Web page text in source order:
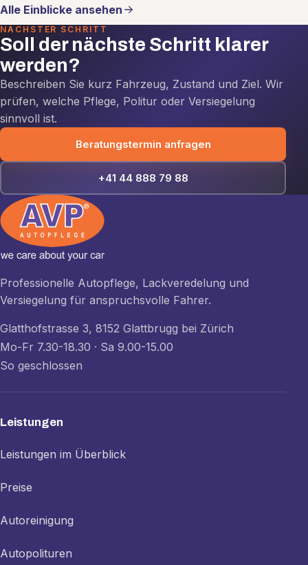
Alle Einblicke ansehen
NÄCHSTER SCHRITT
Soll der nächste Schritt klarer
werden?
Beschreiben Sie kurz Fahrzeug, Zustand und Ziel. Wir
prüfen, welche Pflege, Politur oder Versiegelung
sinnvoll ist.
Beratungstermin anfragen
+41 44 888 79 88
Professionelle Autopflege, Lackveredelung und
Versiegelung für anspruchsvolle Fahrer.
Glatthofstrasse 3, 8152 Glattbrugg bei Zürich
Mo-Fr 7.30-18.30 · Sa 9.00-15.00
So geschlossen
Leistungen
Leistungen im Überblick
Preise
Autoreinigung
Autopolituren